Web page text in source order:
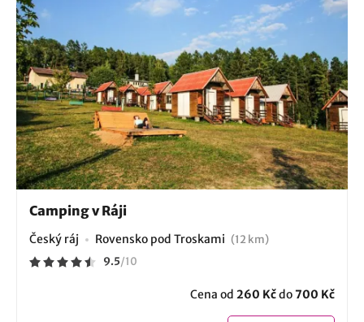
Camping v Ráji
Český ráj Rovensko pod Troskami (12 km)
9.5/10
Cena od 260 Kčdo700 Kč